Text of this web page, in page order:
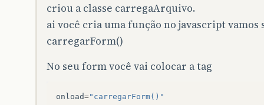
criou a classe carregaArquivo.
ai você cria uma função no javascript vamos
carregarForm()
No seu form você vai colocar a tag
onload="carregarForm()"